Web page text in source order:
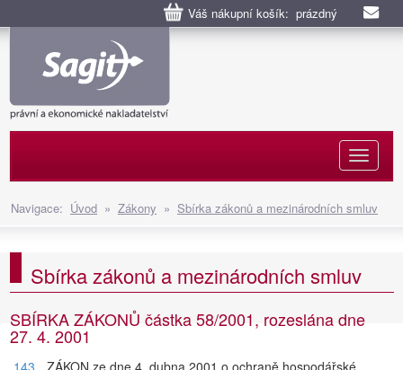
Váš nákupní košík: prázdný
Navigace: Úvod » Zákony » Sbírka zákonů a mezinárodních smluv
Sbírka zákonů a mezinárodních smluv
SBÍRKA ZÁKONŮ částka 58/2001, rozeslána dne
27. 4. 2001
143. ZÁKON ze dne 4. dubna 2001 o ochraně hospodářské